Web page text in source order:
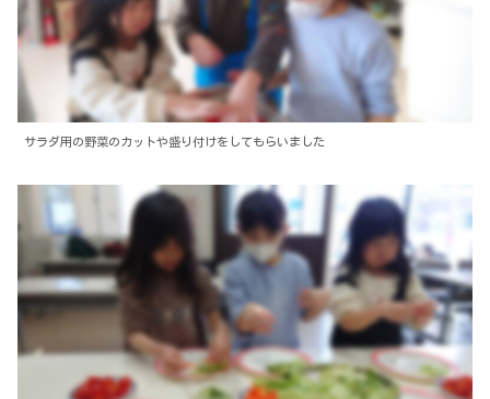
サラダ用の野菜のカットや盛り付けをしてもらいました